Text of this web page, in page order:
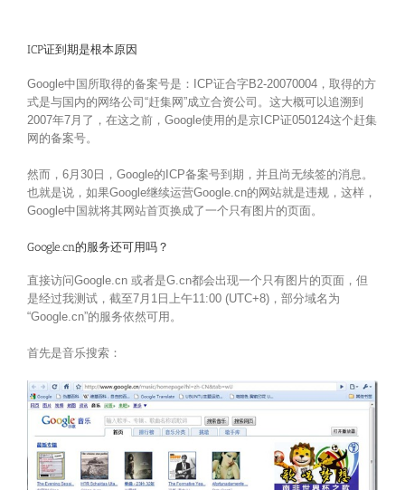
ICP证到期是根本原因
Google中国所取得的备案号是：ICP证合字B2-20070004，取得的方
式是与国内的网络公司“赶集网”成立合资公司。这大概可以追溯到
2007年7月了，在这之前，Google使用的是京ICP证050124这个赶集
网的备案号。
然而，6月30日，Google的ICP备案号到期，并且尚无续签的消息。
也就是说，如果Google继续运营Google.cn的网站就是违规，这样，
Google中国就将其网站首页换成了一个只有图片的页面。
Google.cn的服务还可用吗？
直接访问Google.cn 或者是G.cn都会出现一个只有图片的页面，但
是经过我测试，截至7月1日上午11:00 (UTC+8)，部分域名为
“Google.cn”的服务依然可用。
首先是音乐搜索：